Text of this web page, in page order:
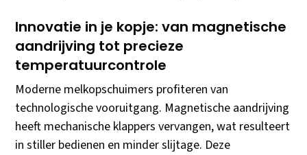
Innovatie in je kopje: van magnetische
aandrijving tot precieze
temperatuurcontrole
Moderne melkopschuimers profiteren van
technologische vooruitgang. Magnetische aandrijving
heeft mechanische klappers vervangen, wat resulteert
in stiller bedienen en minder slijtage. Deze